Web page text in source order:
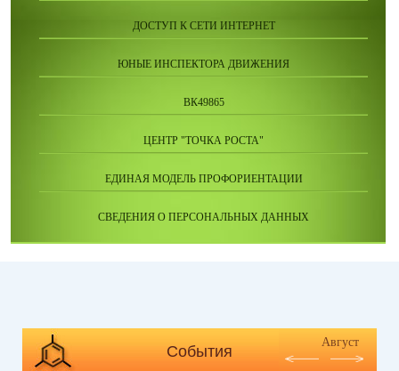
ДОСТУП К СЕТИ ИНТЕРНЕТ
ЮНЫЕ ИНСПЕКТОРА ДВИЖЕНИЯ
ВК49865
ЦЕНТР "ТОЧКА РОСТА"
ЕДИНАЯ МОДЕЛЬ ПРОФОРИЕНТАЦИИ
СВЕДЕНИЯ О ПЕРСОНАЛЬНЫХ ДАННЫХ
События
Август